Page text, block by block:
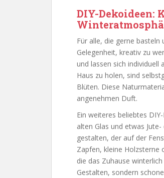
DIY-Dekoideen:
Für alle, die gerne
Gelegenheit, kreativ zu
und lassen sich individuell
Haus zu holen, sind
Blüten. Diese
angenehmen Duft.
Ein weiteres beliebtes
alten Glas und etwas
gestalten, der auf der
Zapfen, kleine Holzsterne
die das Zuhause
Gestalten, sondern